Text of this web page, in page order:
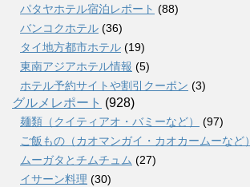
パタヤホテル宿泊レポート (88)
バンコクホテル (36)
タイ地方都市ホテル (19)
東南アジアホテル情報 (5)
ホテル予約サイトや割引クーポン (3)
グルメレポート (928)
麺類（クイティアオ・バミーなど）
(97)
ご飯もの（カオマンガイ・カオカームーなど）
ムーガタとチムチュム (27)
イサーン料理 (30)